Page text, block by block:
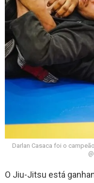
Darlan Casaca foi o
O Jiu-Jitsu está